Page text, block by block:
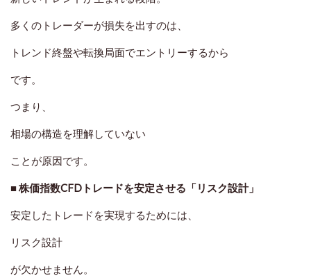
多くのトレーダーが損失を出すのは、
トレンド終盤や転換局面でエントリーするから
です。
つまり、
相場の構造を理解していない
ことが原因です。
■ 株価指数CFDトレードを安定させる「リスク設計」
安定したトレードを実現するためには、
リスク設計
が欠かせません。